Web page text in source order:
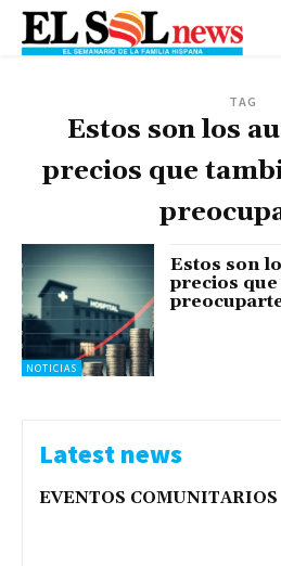
TAG
Estos son los
precios que
NOTICIAS
Estos son
precios
Latest news
EVENTOS COMUNITARIOS